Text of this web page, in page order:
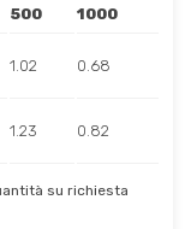
500 1000
1.02 0.68
1.23 0.82
su richiesta